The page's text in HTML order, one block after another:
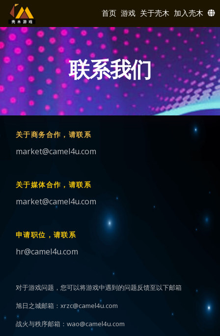
首页 游戏 关于壳木 加入壳木
联系我们
关于商务合作，请联系
market@camel4u.com
关于媒体合作，请联系
market@camel4u.com
申请职位，请联系
hr@camel4u.com
对于游戏问题，您可以将游戏中遇到的问题反馈至以下邮箱
旭日之城邮箱：xrzc@camel4u.com
战火与秩序邮箱：wao@camel4u.com